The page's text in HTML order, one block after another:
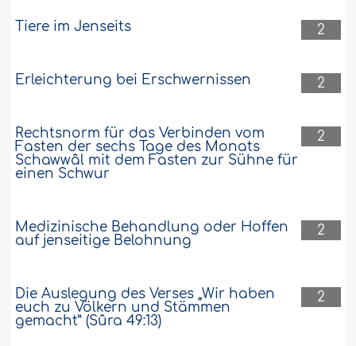
2
Tiere im Jenseits
2
Erleichterung bei Erschwernissen
2
Rechtsnorm für das Verbinden vom
Fasten der sechs Tage des Monats
Schawwâl mit dem Fasten zur Sühne für
einen Schwur
2
Medizinische Behandlung oder Hoffen
auf jenseitige Belohnung
2
Die Auslegung des Verses „Wir haben
euch zu Völkern und Stämmen
gemacht” (Sûra 49:13)